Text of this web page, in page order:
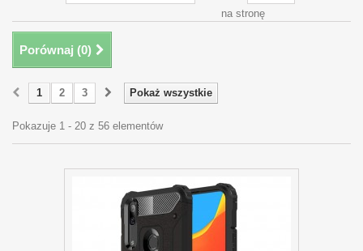
na stronę
Porównaj (0)
Pokaż wszystkie
1 2 3
Pokazuje 1 - 20 z 56 elementów